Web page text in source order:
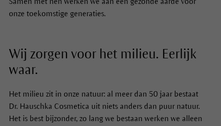
onze toekomstige generaties.
Wij zorgen voor het milieu. Eerlijk
waar.
Het milieu zit in onze natuur: al meer dan 50 jaar bestaat
Dr. Hauschka Cosmetica uit niets anders dan puur natuur.
Het is best bijzonder, zo lang we bestaan werken we alleen